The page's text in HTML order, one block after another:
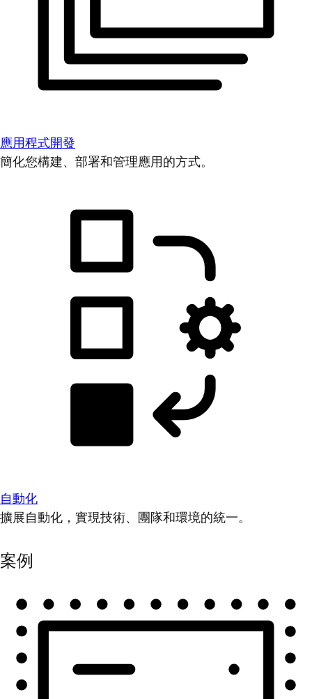
應用程式開發
簡化您構建、部署和管理應用的方式。
自動化
擴展自動化，實現技術、團隊和環境的統一。
案例